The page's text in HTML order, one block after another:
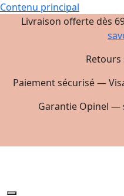
Contenu principal
Livraison offerte dès
Retours
Paiement sécurisé —
Garantie Opinel —